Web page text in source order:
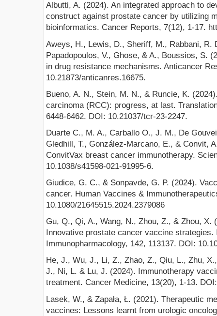
Albutti, A. (2024). An integrated approach to
construct against prostate cancer by utilizing
bioinformatics. Cancer Reports, 7(12), 1-17.
Aweys, H., Lewis, D., Sheriff, M., Rabbani, R.
Papadopoulos, V., Ghose, & A., Boussios, S.
in drug resistance mechanisms. Anticancer
10.21873/anticanres.16675.
Bueno, A. N., Stein, M. N., & Runcie, K.
carcinoma (RCC): progress, at last.
6448-6462. DOI: 10.21037/tcr-23-2247.
Duarte C., M. A., Carballo O., J. M., De
Gledhill, T., González-Marcano, E., & Convit,
ConvitVax breast cancer immunotherapy.
10.1038/s41598-021-91995-6.
Giudice, G. C., & Sonpavde, G. P. (2024).
cancer. Human Vaccines &
10.1080/21645515.2024.2379086
Gu, Q., Qi, A., Wang, N., Zhou, Z., & Zhou, X.
Innovative prostate cancer vaccine strategies.
Immunopharmacology, 142, 113137. DOI:
He, J., Wu, J., Li, Z., Zhao, Z., Qiu, L., Zhu,
J., Ni, L. & Lu, J. (2024). Immunotherapy
treatment. Cancer Medicine, 13(20), 1-13.
Lasek, W., & Zapała, Ł. (2021). Therapeutic
vaccines: Lessons learnt from urologic